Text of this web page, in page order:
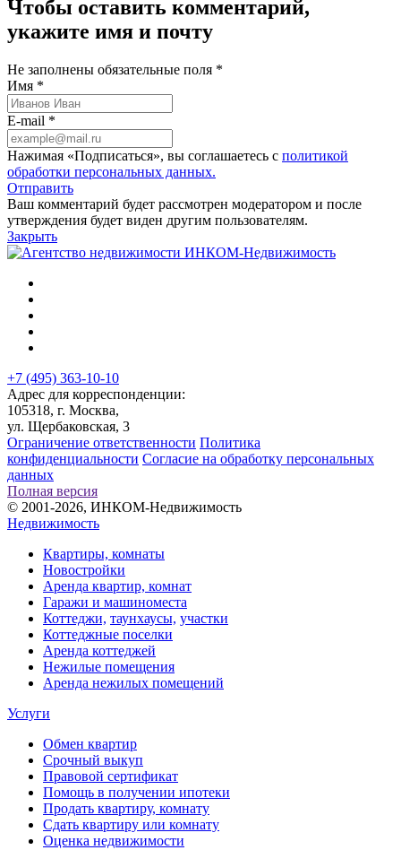
Чтобы оставить комментарий,
укажите имя и почту
Не заполнены обязательные поля *
Имя *
E-mail *
Нажимая «Подписаться», вы соглашаетесь с политикой
обработки персональных данных.
Отправить
Ваш комментарий будет рассмотрен модератором и после
утверждения будет виден другим пользователям.
Закрыть
+7 (495) 363-10-10
Адрес для корреспонденции:
105318, г. Москва,
ул. Щербаковская, 3
Ограничение ответственности Политика
конфиденциальности Согласие на обработку персональных
данных
Полная версия
© 2001-2026, ИНКОМ-Недвижимость
Недвижимость
Квартиры, комнаты
Новостройки
Аренда квартир, комнат
Гаражи и машиноместа
Коттеджи, таунхаусы, участки
Коттеджные поселки
Аренда коттеджей
Нежилые помещения
Аренда нежилых помещений
Услуги
Обмен квартир
Срочный выкуп
Правовой сертификат
Помощь в получении ипотеки
Продать квартиру, комнату
Сдать квартиру или комнату
Оценка недвижимости